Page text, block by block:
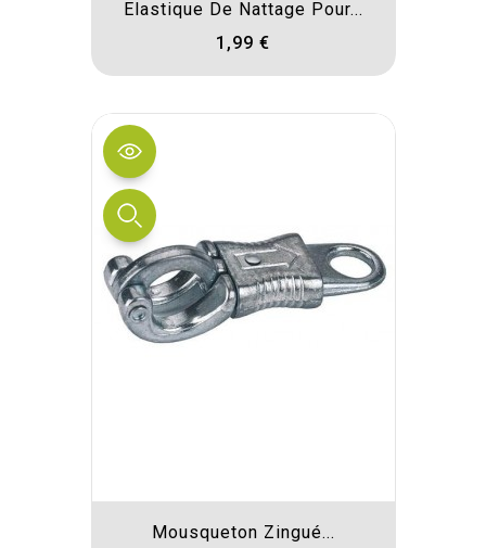
Elastique De Nattage Pour...
1,99 €
Mousqueton Zingué...